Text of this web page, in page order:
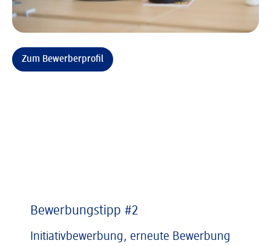
Zum Bewerberprofil
Bewerbungstipp #2
Initiativbewerbung, erneute Bewerbung